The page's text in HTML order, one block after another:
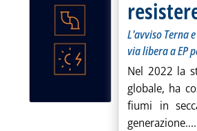
L'avviso Terna
via libera a EP
Nel 2022 la
globale, ha
fiumi in
generazione....